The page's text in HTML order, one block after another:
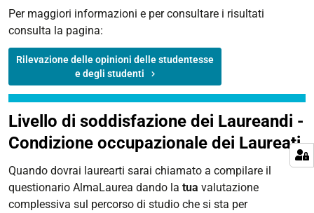
Per maggiori informazioni e per consultare i risultati
consulta la pagina:
Rilevazione delle opinioni delle studentesse
e degli studenti
Livello di soddisfazione dei Laureandi -
Condizione occupazionale dei Laureati
Quando dovrai laurearti sarai chiamato a compilare il
questionario AlmaLaurea dando la tua valutazione
complessiva sul percorso di studio che si sta per